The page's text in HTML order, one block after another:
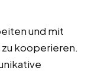
und mit
kooperieren.